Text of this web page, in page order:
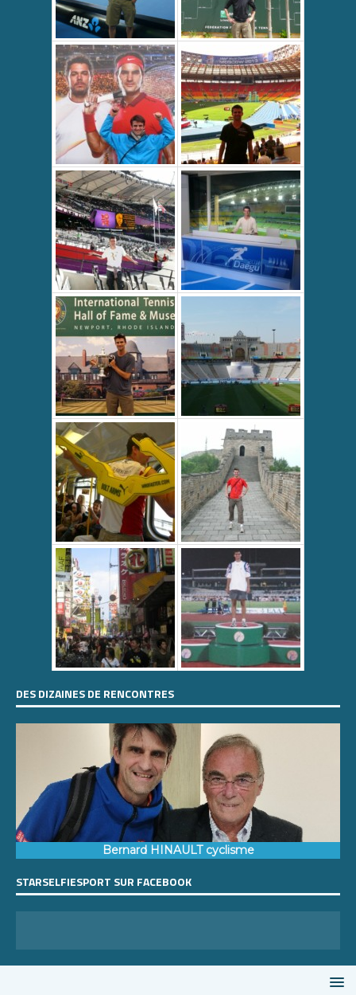
DES DIZAINES DE RENCONTRES
Bernard HINAULT cyclisme
STARSELFIESPORT SUR FACEBOOK